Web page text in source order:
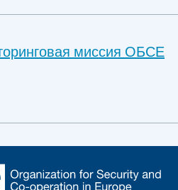
миссия ОБСЕ